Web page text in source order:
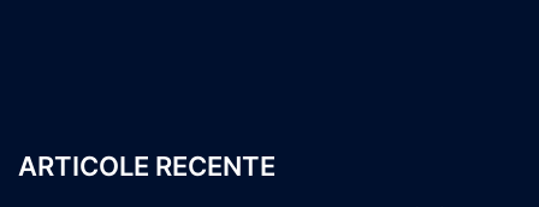
ARTICOLE RECENTE